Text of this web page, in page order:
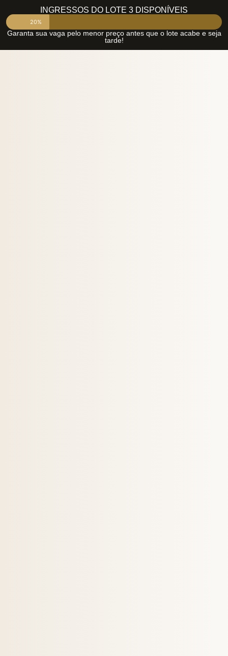
INGRESSOS DO LOTE 3 DISPONÍVEIS
20%
Garanta sua vaga pelo menor preço antes que o lote acabe e seja
tarde!